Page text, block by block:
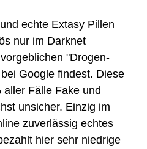
echte Extasy Pillen
nur im Darknet
"Drogen-
Google findest. Diese
Fälle Fake und
unsicher. Einzig im
zuverlässig echtes
hier sehr niedrige